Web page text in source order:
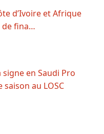
d’Ivoire et Afrique
de fina…
en Saudi Pro
saison au LOSC